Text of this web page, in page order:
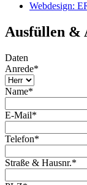
Webdesign:
Ausfüllen &
Daten
Anrede*
Name*
E-Mail*
Telefon*
Straße & Hausnr.*